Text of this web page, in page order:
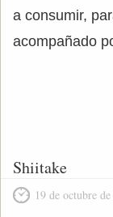
a consumir,
acompañado
Shiitake
19 de octubre